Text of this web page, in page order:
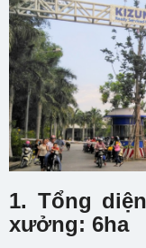
1. Tổng
xưởng: 6ha